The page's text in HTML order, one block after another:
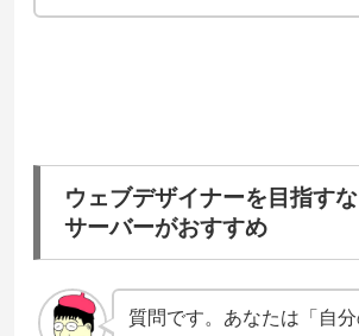
ウェブデザイナーを目指す
サーバーがおすすめ
質問です。あなたは「自